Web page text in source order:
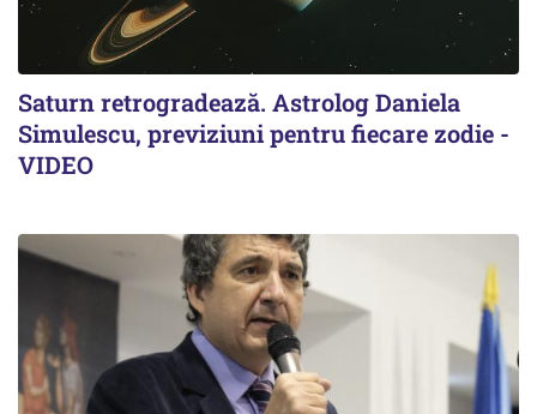
Saturn retrogradează. Astrolog Daniela
Simulescu, previziuni pentru fiecare zodie -
VIDEO